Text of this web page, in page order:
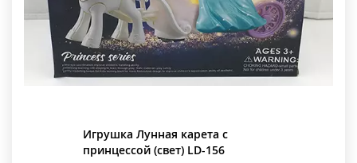
Игрушка Лунная карета с
принцессой (свет) LD-156